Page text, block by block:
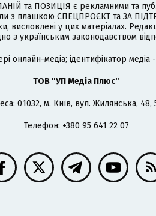
та ПОЗИЦІЯ є рекламними та
з плашкою СПЕЦПРОЄКТ та ЗА
висловлені у цих матеріалах.
з українським законодавством
онлайн-медіа; ідентифікатор медіа
ТОВ "УП Медіа Плюс"
01032, м. Київ, вул. Жилянська, 48,
Телефон: +380 95 641 22 07